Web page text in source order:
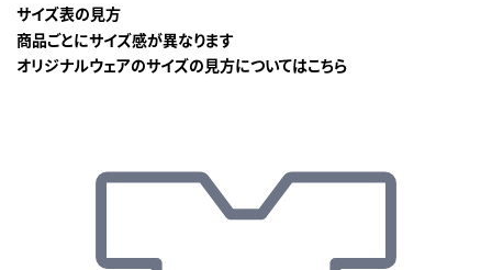
サイズ表の見方
商品ごとにサイズ感が異なります
オリジナルウェアのサイズの見方についてはこちら